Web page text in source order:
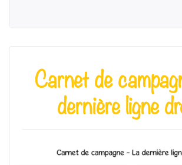
Carnet de
dernière ligne